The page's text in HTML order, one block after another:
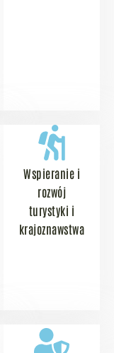
Wspieranie i
rozwój
turystyki i
krajoznawstwa